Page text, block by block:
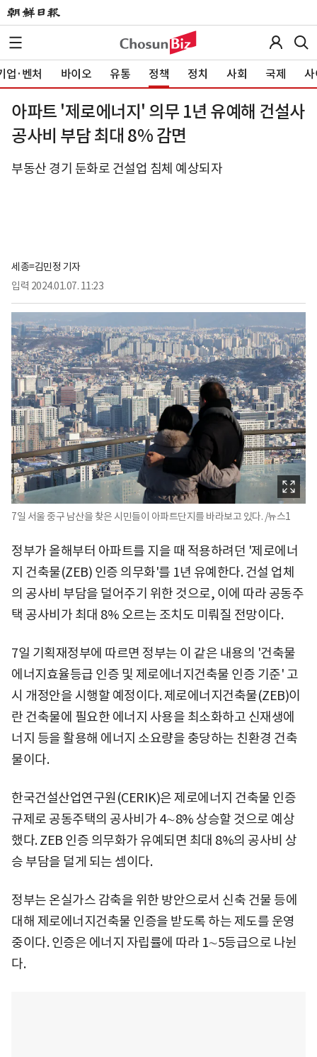
업·벤처 바이오 유통 정책 정치 사회 국제 사
아파트 '제로에너지' 의무 1년 유예해 건설사
공사비 부담 최대 8% 감면
부동산 경기 둔화로 건설업 침체 예상되자
세종=김민정 기자
입력 2024.01.07. 11:23
7일 서울 중구 남산을 찾은 시민들이 아파트단지를 바라보고 있다. /뉴스1
정부가 올해부터 아파트를 지을 때 적용하려던 '제로에너
지 건축물(ZEB) 인증 의무화'를 1년 유예한다. 건설 업체
의 공사비 부담을 덜어주기 위한 것으로, 이에 따라 공동주
택 공사비가 최대 8% 오르는 조치도 미뤄질 전망이다.
7일 기획재정부에 따르면 정부는 이 같은 내용의 '건축물
에너지효율등급 인증 및 제로에너지건축물 인증 기준' 고
시 개정안을 시행할 예정이다. 제로에너지건축물(ZEB)이
란 건축물에 필요한 에너지 사용을 최소화하고 신재생에
너지 등을 활용해 에너지 소요량을 충당하는 친환경 건축
물이다.
한국건설산업연구원(CERIK)은 제로에너지 건축물 인증
규제로 공동주택의 공사비가 4∼8% 상승할 것으로 예상
했다. ZEB 인증 의무화가 유예되면 최대 8%의 공사비 상
승 부담을 덜게 되는 셈이다.
정부는 온실가스 감축을 위한 방안으로서 신축 건물 등에
대해 제로에너지건축물 인증을 받도록 하는 제도를 운영
중이다. 인증은 에너지 자립률에 따라 1∼5등급으로 나뉜
다.